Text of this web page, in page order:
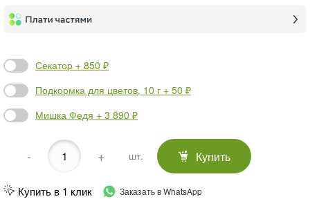
Секатор + 850 ₽
Подкормка для цветов, 10 г + 50 ₽
Мишка Федя + 3 890 ₽
- + шт. Купить
Купить в 1 клик Заказать в WhatsApp